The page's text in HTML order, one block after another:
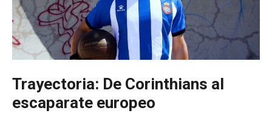
Trayectoria: De Corinthians al
escaparate europeo